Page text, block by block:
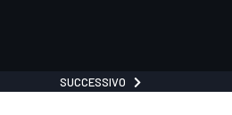
SUCCESSIVO